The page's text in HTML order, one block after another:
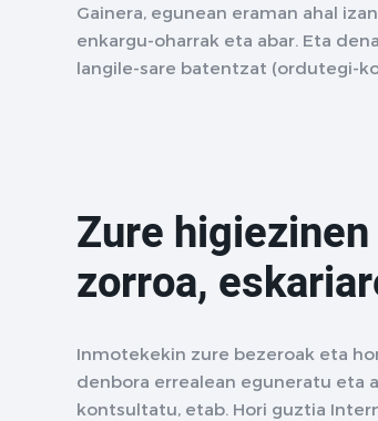
Gainera, egunean eraman ahal
enkargu-oharrak eta abar. Eta
langile-sare batentzat (ordutegi-
Zure
zorroa,
Inmotekekin zure bezeroak eta
denbora errealean eguneratu eta
kontsultatu, etab. Hori guztia